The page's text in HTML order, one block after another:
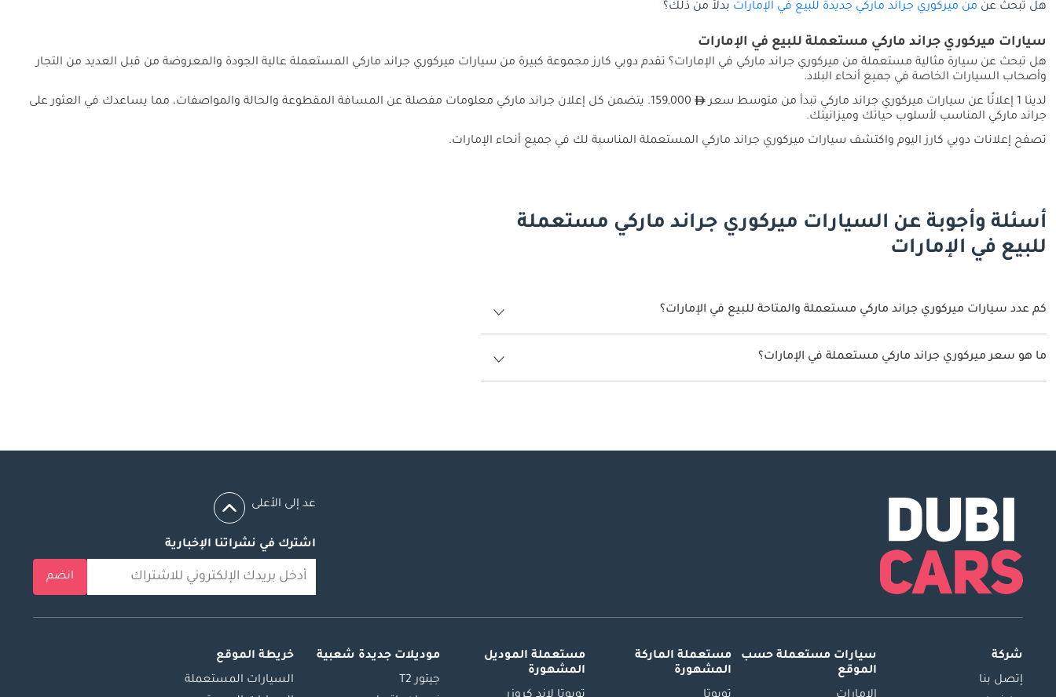
هل تبحث عن من ميركوري جراند ماركي جديدة للبيع في الإمارات بدلاً من ذلك؟
سيارات ميركوري جراند ماركي مستعملة للبيع في الإمارات
هل تبحث عن سيارة مثالية مستعملة من ميركوري جراند ماركي في الإمارات؟ تقدم دوبي كارز مجموعة كبيرة من سيارات ميركوري جراند ماركي المستعملة عالية الجودة والمعروضة من قبل العديد من التجار
وأصحاب السيارات الخاصة في جميع أنحاء البلاد.
لدينا 1 إعلانًا عن سيارات ميركوري جراند ماركي تبدأ من متوسط سعر
159,000. يتضمن كل إعلان جراند ماركي معلومات مفصلة عن المسافة المقطوعة والحالة والمواصفات، مما يساعدك في العثور على
جراند ماركي المناسب لأسلوب حياتك وميزانيتك.
تصفح إعلانات دوبي كارز اليوم واكتشف سيارات ميركوري جراند ماركي المستعملة المناسبة لك في جميع أنحاء الإمارات.
أسئلة وأجوبة عن السيارات ميركوري جراند ماركي مستعملة
للبيع في الإمارات
كم عدد سيارات ميركوري جراند ماركي مستعملة والمتاحة للبيع في الإمارات؟
1 سيارة ميركوري جراند ماركي مستعملة متوفرة للبيع في الإمارات.
ما هو سعر ميركوري جراند ماركي مستعملة في الإمارات؟
يبدأ سعر سيارة ميركوري جراند ماركي مستعملة في الإمارات 159,000.
عد إلى الأعلى
اشترك في نشراتنا الإخبارية
انضم
شركة
إتصل بنا
سيارات مستعملة حسب
الموقع
مستعملة الماركة
المشهورة
مستعملة الموديل
المشهورة
موديلات جديدة شعبية
جيتور T2
خريطة الموقع
السيارات المستعملة